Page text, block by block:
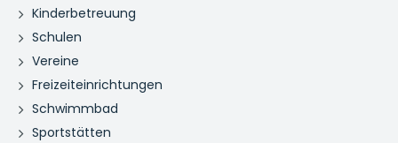
Kinderbetreuung
Schulen
Vereine
Freizeiteinrichtungen
Schwimmbad
Sportstätten